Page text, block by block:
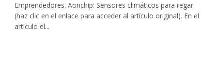
Emprendedores: Aonchip: Sensores climáticos para regar
(haz clic en el enlace para acceder al artículo original). En el
artículo el...